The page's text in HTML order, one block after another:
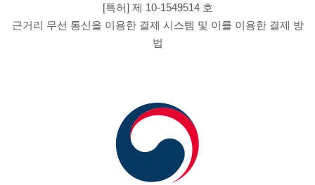
[특허] 제 10-1549514 호
근거리 무선 통신을 이용한 결제 시스템 및 이를 이용한 결제 방
법